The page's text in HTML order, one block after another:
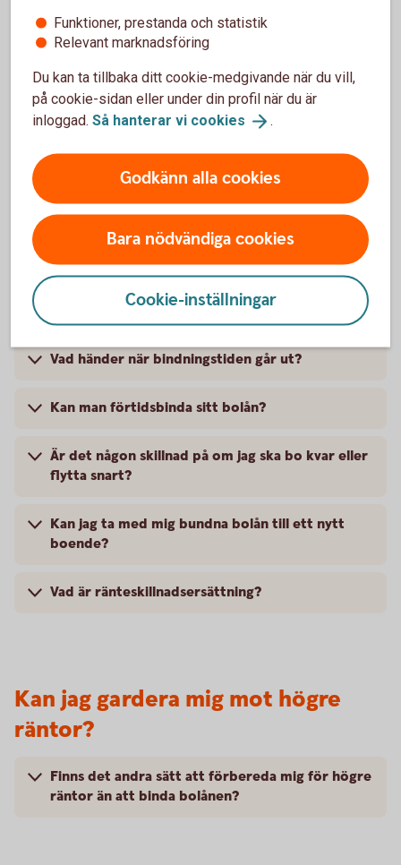
Hur påverkas min boendeekonomi av ändrat
När ska jag binda eller inte binda?
Hur vet jag om det är rätt att binda räntan?
Kan jag binda räntan själv?
Vad händer sen?
Vad händer när bindningstiden går ut?
Kan man förtidsbinda sitt bolån?
Är det någon skillnad på om jag ska bo kvar eller
flytta snart?
Kan jag ta med mig bundna bolån till ett nytt
boende?
Vad är ränteskillnadsersättning?
Kan jag gardera mig mot högre
räntor?
Finns det andra sätt att förbereda mig för högre
räntor än att binda bolånen?
Funktioner, prestanda och statistik
Relevant marknadsföring
Du kan ta tillbaka ditt cookie-medgivande när du vill,
på cookie-sidan eller under din profil när du är
inloggad. Så hanterar vi cookies .
Godkänn alla cookies
Bara nödvändiga cookies
Cookie-inställningar